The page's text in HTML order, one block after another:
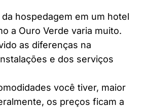
hospedagem em um hotel
a Ouro Verde varia muito.
as diferenças na
e dos serviços
você tiver, maior
os preços ficam a